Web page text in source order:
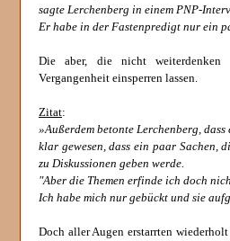
sagte Lerchenberg in einem PNP-
Er habe in der Fastenpredigt nur ein
Die aber, die nicht
Vergangenheit einsperren lassen.
Zitat:
»Außerdem betonte Lerchenberg,
klar gewesen, dass ein paar Sachen,
zu Diskussionen geben werde.
"Aber die Themen erfinde ich doch
Ich habe mich nur gebückt und sie
Doch aller Augen erstarrten